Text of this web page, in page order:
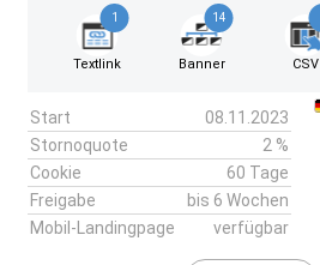
1
Textlink
14
Banner CSV
Start
08.11.2023
Stornoquote
2 %
Cookie
60 Tage
Freigabe
bis 6 Wochen
Mobil-Landingpage
verfügbar